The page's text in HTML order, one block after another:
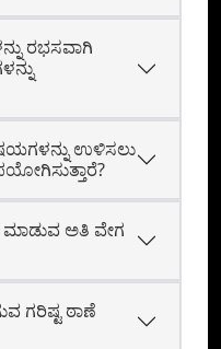
ರಭಸವಾಗಿ
ಉಳಿಸಲು
ಅತಿ ವೇಗ
ಗರಿಷ್ಟ ಠಾಣೆ